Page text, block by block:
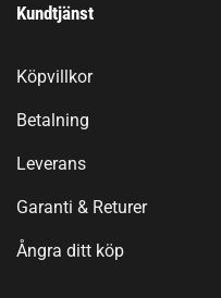
Kundtjänst
Köpvillkor
Betalning
Leverans
Garanti & Returer
Ångra ditt köp